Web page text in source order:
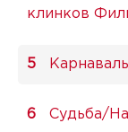
клинков
Судьба/